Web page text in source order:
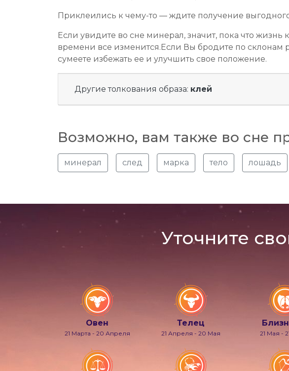
Приклеились к чему-то — ждите получение
Если увидите во сне минерал, значит, пока что
времени все изменится.Если Вы бродите по склонам
сумеете избежать ее и улучшить свое положение.
Другие толкования образа: клей
Возможно, вам также во сне
минерал след марка тело лошадь
Уточните
Овен
21 Марта - 20 Апреля
Телец
21 Апреля - 20 Мая 21 Мая -